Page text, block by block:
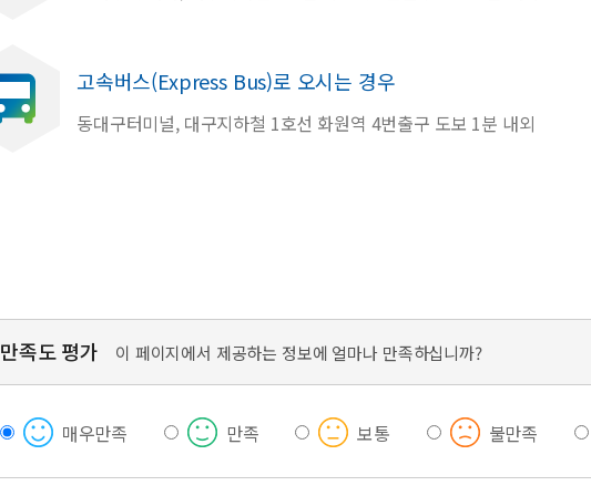
고속버스(Express Bus)로 오시는 경우
동대구터미널, 대구지하철 1호선 화원역 4번출구 도보 1분 내외
만족도 평가 이 페이지에서 제공하는 정보에 얼마나 만족하십니까?
매우만족 만족 보통 불만족